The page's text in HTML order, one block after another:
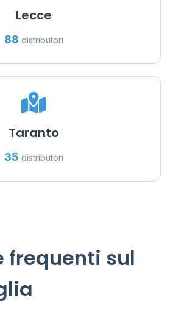
Lecce
88 distributori
Taranto
35 distributori
frequenti sul